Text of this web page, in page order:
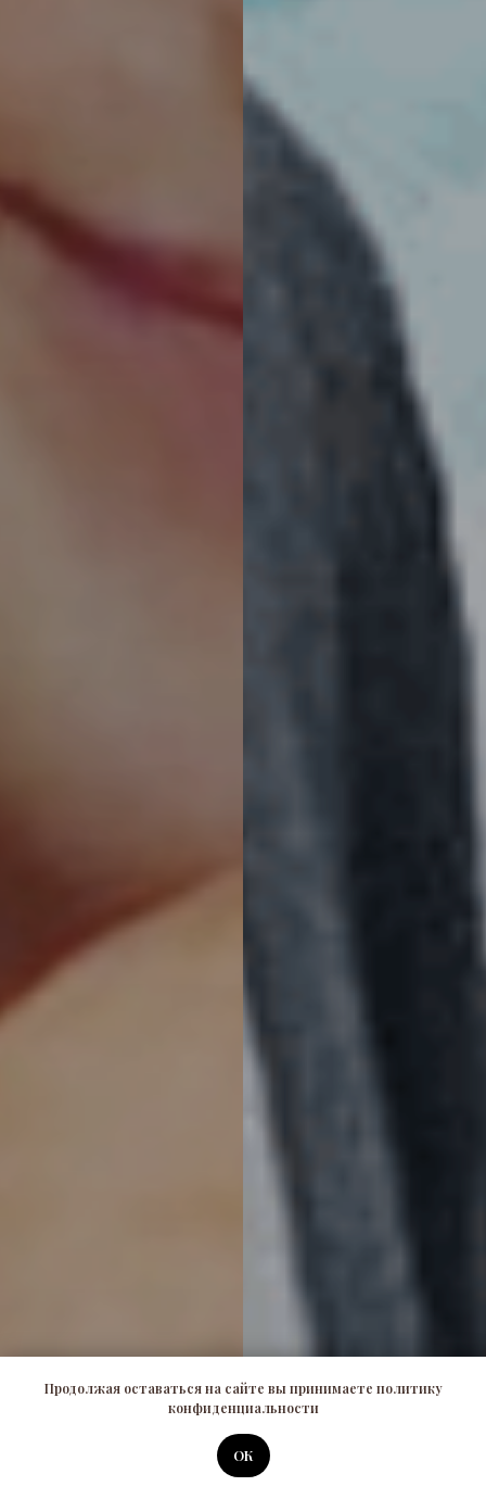
Продолжая оставаться на сайте вы принимаете политику
конфиденциальности
ОК